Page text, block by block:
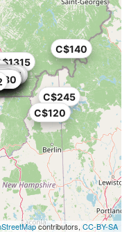
C$140
C$120
C$245
contributors, CC-BY-SA